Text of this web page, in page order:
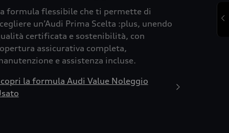
formula flessibile che ti permette di
un’Audi Prima Scelta :plus, unendo
certificata e sostenibilità, con
assicurativa completa,
e assistenza incluse.
la formula Audi Value Noleggio